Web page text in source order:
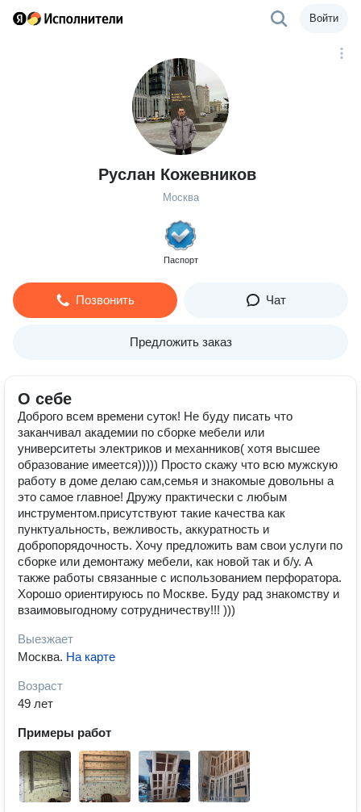
Войти
Руслан Кожевников
Москва
Паспорт
Позвонить Чат
Предложить заказ
О себе
Доброго всем времени суток! Не буду писать что
заканчивал академии по сборке мебели или
университеты электриков и механников( хотя высшее
образование имеется))))) Просто скажу что всю мужскую
работу в доме делаю сам,семья и знакомые довольны а
это самое главное! Дружу практически с любым
инструментом.присутствуют такие качества как
пунктуальность, вежливость, аккуратность и
добропорядочность. Хочу предложить вам свои услуги по
сборке или демонтажу мебели, как новой так и б/у. А
также работы связанные с использованием перфоратора.
Хорошо ориентируюсь по Москве. Буду рад знакомству и
взаимовыгодному сотрудничеству!!! )))
Выезжает
Москва. На карте
Возраст
49 лет
Примеры работ